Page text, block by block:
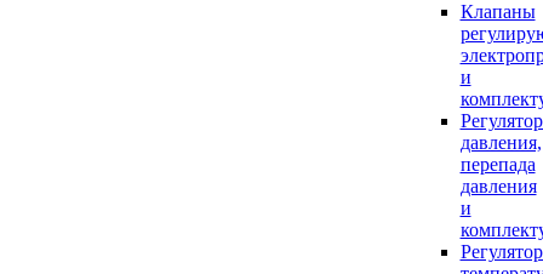
Клапаны
и
давления,
перепада
давления
и